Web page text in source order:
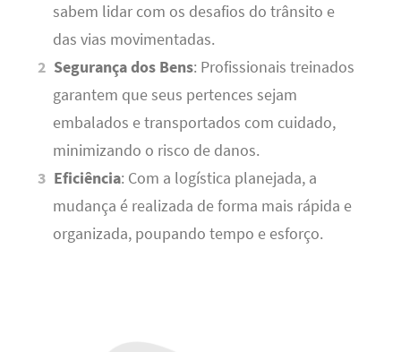
sabem lidar com os desafios do trânsito e
das vias movimentadas.
Segurança dos Bens: Profissionais treinados
garantem que seus pertences sejam
embalados e transportados com cuidado,
minimizando o risco de danos.
Eficiência: Com a logística planejada, a
mudança é realizada de forma mais rápida e
organizada, poupando tempo e esforço.